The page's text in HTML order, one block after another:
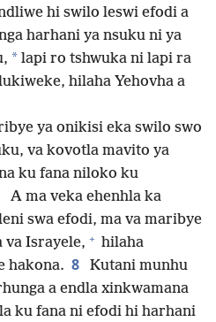
hi swilo leswi efodi a
harhani ya nsuku ni ya
* lapi ro tshwuka ni lapi ra
hilaha Yehovha a
ya onikisi eka swilo swo
va kovotla mavito ya
ku fana niloko ku
A ma veka ehenhla ka
swa efodi, ma va maribye
va Israyele, + hilaha
hakona. 8
Kutani munhu
a endla xinkwamana
ku fana ni efodi hi harhani